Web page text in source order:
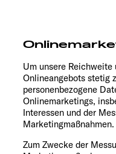
Um unsere
Onlineangebots stetig
personenbezogene
Onlinemarketings,
Interessen und der
Marketingmaßnahmen.
Zum Zwecke der